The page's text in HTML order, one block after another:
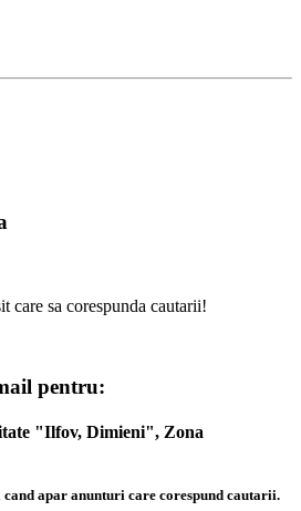
care sa corespunda cautarii!
pentru:
"Ilfov, Dimieni", Zona
apar anunturi care corespund cautarii.